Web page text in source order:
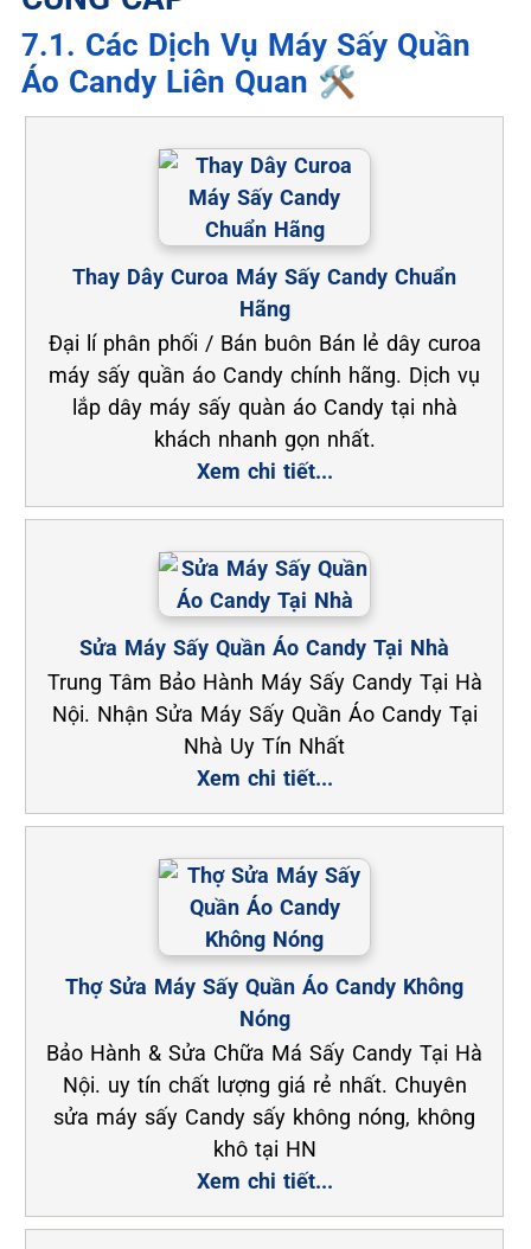
7.1. Các Dịch Vụ Máy Sấy Quần
Áo Candy Liên Quan 🛠️
Thay Dây Curoa Máy Sấy Candy Chuẩn
Hãng
Đại lí phân phối / Bán buôn Bán lẻ dây curoa
máy sấy quần áo Candy chính hãng. Dịch vụ
lắp dây máy sấy quàn áo Candy tại nhà
khách nhanh gọn nhất.
Xem chi tiết...
Sửa Máy Sấy Quần Áo Candy Tại Nhà
Trung Tâm Bảo Hành Máy Sấy Candy Tại Hà
Nội. Nhận Sửa Máy Sấy Quần Áo Candy Tại
Nhà Uy Tín Nhất
Xem chi tiết...
Thợ Sửa Máy Sấy Quần Áo Candy Không
Nóng
Bảo Hành & Sửa Chữa Má Sấy Candy Tại Hà
Nội. uy tín chất lượng giá rẻ nhất. Chuyên
sửa máy sấy Candy sấy không nóng, không
khô tại HN
Xem chi tiết...